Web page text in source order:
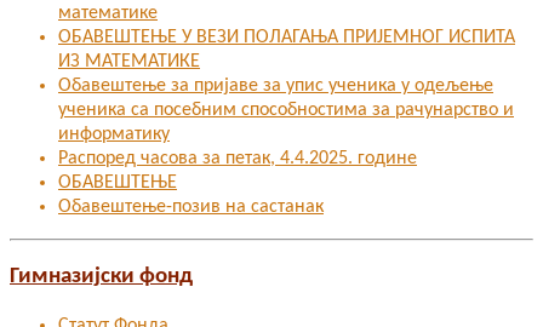
математике
ОБАВЕШТЕЊЕ У ВЕЗИ ПОЛАГАЊА ПРИЈЕМНОГ ИСПИТА
ИЗ МАТЕМАТИКЕ
Oбавештење за пријаве за упис ученика у одељење
ученика са посебним способностима за рачунарство и
информатику
Распоред часова за петак, 4.4.2025. године
ОБАВЕШТЕЊЕ
Обавештење-позив на састанак
Гимназијски фонд